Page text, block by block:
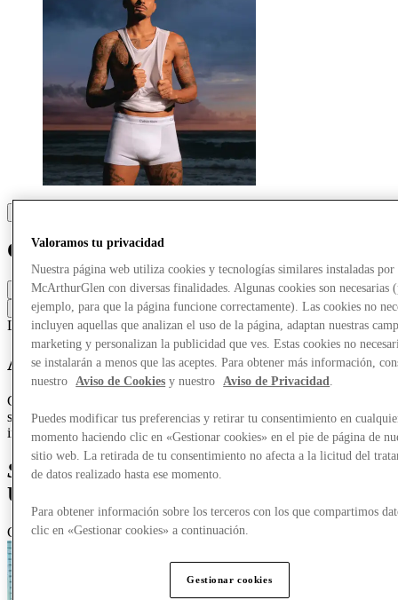
Calvin Klein Underwear
Cerrado
Contacta con la tienda
Lencería y ropa interior Ropa deportivaTraje
About Calvin Klein Underwear
Calvin Klein Underwear is known across the globe for its modern
simplicity with sexy, cutting-edge products and consistently
innovative designs promising superior fit and quality.
Special offersfrom Calvin Klein
Underwear
Calvin Klein Underwear
Valoramos tu privacidad
Nuestra página web utiliza cookies y tecnologías similares instaladas por
McArthurGlen con diversas finalidades. Algunas cookies son necesarias
ejemplo, para que la página funcione correctamente). Las cookies no
incluyen aquellas que analizan el uso de la página, adaptan nuestras
marketing y personalizan la publicidad que ves. Estas cookies no
se instalarán a menos que las aceptes. Para obtener más información,
nuestro
Aviso de Cookies y nuestro Aviso de Privacidad
Puedes modificar tus preferencias y retirar tu consentimiento en
momento haciendo clic en «Gestionar cookies» en el pie de página de
sitio web. La retirada de tu consentimiento no afecta a la licitud del
de datos realizado hasta ese momento.
Para obtener información sobre los terceros con los que compartimos
clic en «Gestionar cookies» a continuación.
Gestionar cookies